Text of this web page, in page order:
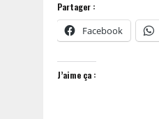
Partager :
Facebook
J’aime ça :